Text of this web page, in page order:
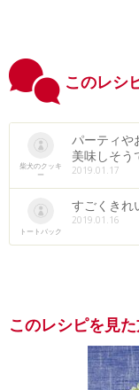
このレシ
柴犬のクッキ
ー
パーティや
美味しそう
2019.01.17
トートバック
すごくきれ
2019.01.16
このレシピを見